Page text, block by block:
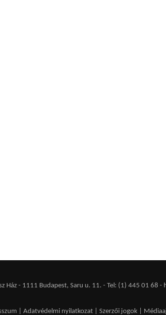
Ház - 1111 Budapest, Saru u. 11. - Tel: (1) 445 01 68 -
Adatvédelmi nyilatkozat Szerzői jogok